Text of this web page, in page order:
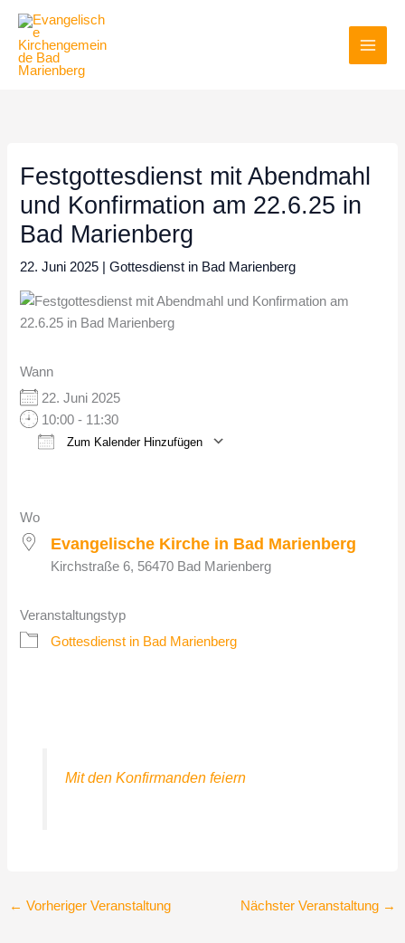
Inhalt
springen
Festgottesdienst mit Abendmahl
und Konfirmation am 22.6.25 in
Bad Marienberg
22. Juni 2025 |Gottesdienst in Bad Marienberg
Wann
22. Juni 2025
10:00 - 11:30
Zum Kalender Hinzufügen
Wo
Evangelische Kirche in Bad Marienberg
Kirchstraße 6, 56470 Bad Marienberg
Veranstaltungstyp
Gottesdienst in Bad Marienberg
Mit den Konfirmanden feiern
← Vorheriger Veranstaltung Nächster Veranstaltung →